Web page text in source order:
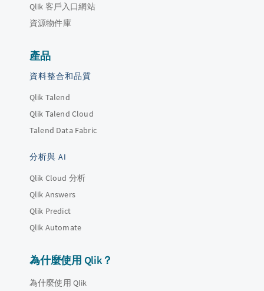
Qlik 客戶入口網站
資源物件庫
產品
資料整合和品質
Qlik Talend
Qlik Talend Cloud
Talend Data Fabric
分析與 AI
Qlik Cloud 分析
Qlik Answers
Qlik Predict
Qlik Automate
為什麼使用 Qlik？
為什麼使用 Qlik